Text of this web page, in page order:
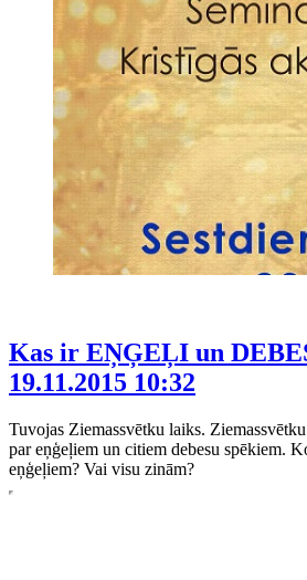
Kas ir EŅĢEĻI un
19.11.2015 10:32
Tuvojas Ziemassvētku laiks.
par eņģeļiem un citiem debesu spēkiem.
eņģeļiem? Vai visu zinām?